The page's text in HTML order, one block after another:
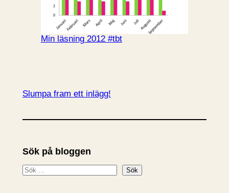
Min läsning 2012 #tbt
Slumpa fram ett inlägg!
Sök på bloggen
S
Sök